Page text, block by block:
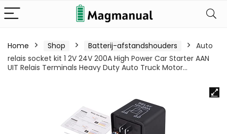
Home Shop Batterij-afstandshouders
Auto
relais socket kit 1 2V 24V 200A High Power Car Starter AAN
UIT Relais Terminals Heavy Duty Auto Truck Motor…